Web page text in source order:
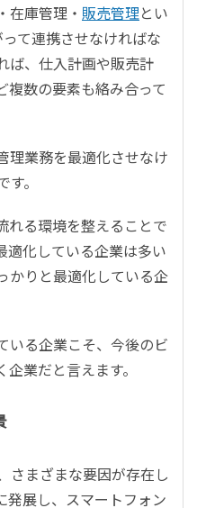
・在庫管理・ 販売管理とい
て連携させなければな
ば、仕入計画や販売計
複数の要素も絡み合って
理業務を最適化させなけ
。
れる環境を整えることで
適化している企業は多い
かりと最適化している企
いる企業こそ、今後のビ
業だと言えます。
さまざまな要因が存在し
発展し、スマートフォン